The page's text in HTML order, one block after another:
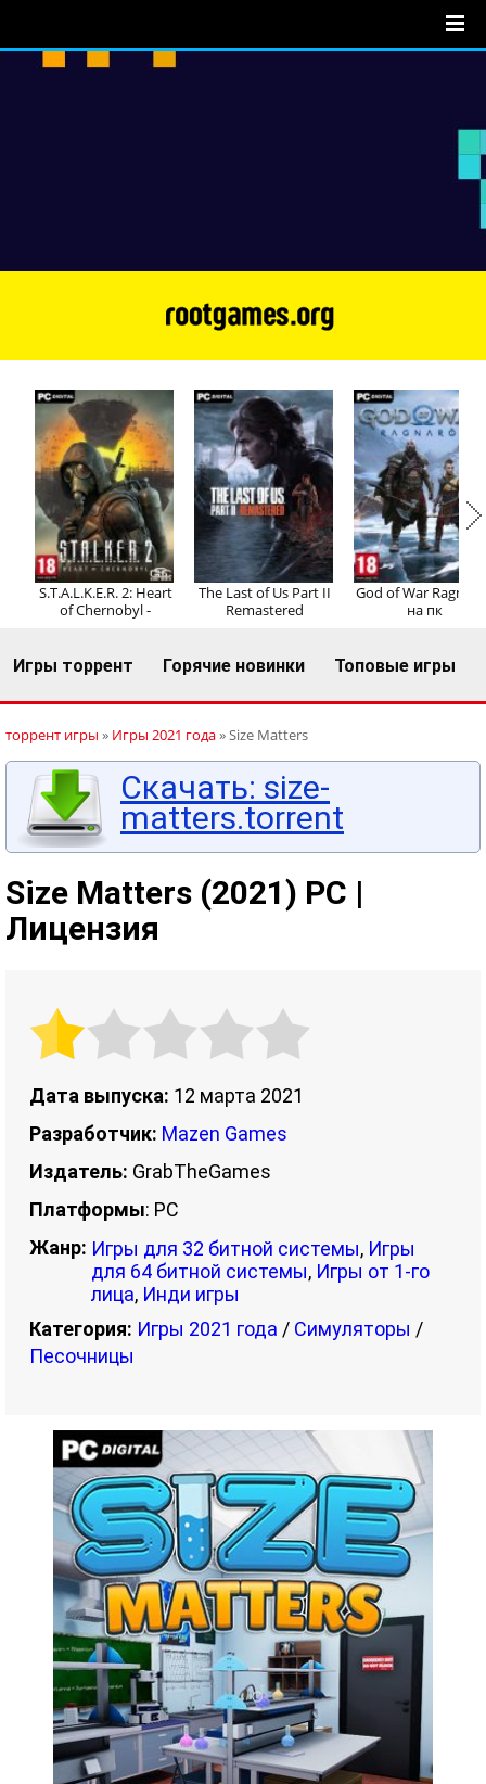
Регистрация Вход
S.T.A.L.K.E.R. 2: Heart
of Chernobyl -
The Last of Us Part II
Remastered
God of War
на пк
Игры торрент Горячие новинки Топовые игры
торрент игры » Игры 2021 года» Size Matters
Скачать: size-
matters.torrent
Size Matters (2021) PC |
Лицензия
Дата выпуска: 12 марта 2021
Разработчик: Mazen Games
Издатель: GrabTheGames
Платформы: PC
Жанр: Игры для 32 битной системы, Игры
для 64 битной системы, Игры от 1-го
лица, Инди игры
Категория: Игры 2021 года / Симуляторы /
Песочницы